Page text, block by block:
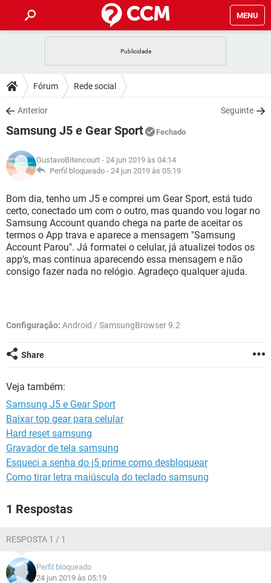
MENU
CELULAR
OUTLOOK
INSTAGRAM GMAIL
GUIA DE COMPRAS
DICAS
JOGOS
INSTAGRAM GMAIL
DOWNLOADS
JOGOS WHATSAPP
CELULAR
OUTLOOK EXCEL
INSTAGRAM GMAIL
GUIA DE COMPRAS
JOGOS WHATSAPP
OUTLOOK EXCEL
INSTAGRAM GMAIL
GUIA DE COMPRAS
GLOSSÁRIO
JOGOS WHATSAPP
CELULAR FACEBOOK
OUTLOOK EXCEL
INSTAGRAM
GUIA DE COMPRAS
Fórum Rede social
Anterior Seguinte
Samsung J5 e Gear Sport Fechado
GustavoBitencourt - 24 jun 2019 às 04:14
Perfil bloqueado - 24 jun 2019 às 05:19
Bom dia, tenho um J5 e comprei um Gear Sport, está tudo
certo, conectado um com o outro, mas quando vou logar no
Samsung Account quando chega na parte de aceitar os
termos o App trava e aparece a mensagem "Samsung
Account Parou". Já formatei o celular, já atualizei todos os
app's, mas continua aparecendo essa mensagem e não
consigo fazer nada no relógio. Agradeço qualquer ajuda.
Configuração: Android / SamsungBrowser 9.2
Share
Veja também:
Samsung J5 e Gear Sport
Baixar top gear para celular
Hard reset samsung
Gravador de tela samsung
Esqueci a senha do j5 prime como desbloquear
Como tirar letra maiúscula do teclado samsung
1 Respostas
RESPOSTA 1 / 1
Perfil bloqueado
24 jun 2019 às 05:19